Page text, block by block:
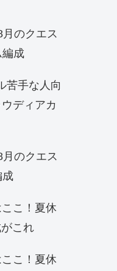
月のクエス
編成
苦手な人向
ディアカ
月のクエス
成
ここ！夏休
これ
ここ！夏休